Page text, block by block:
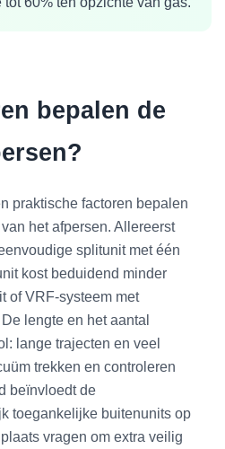
bepalen de
praktische factoren bepalen
het afpersen. Allereerst
splitunit met één
kost beduidend minder
of VRF-systeem met
lengte en het aantal
lange trajecten en veel
trekken en controleren
beïnvloedt de
toegankelijke buitenunits op
vragen om extra veilig